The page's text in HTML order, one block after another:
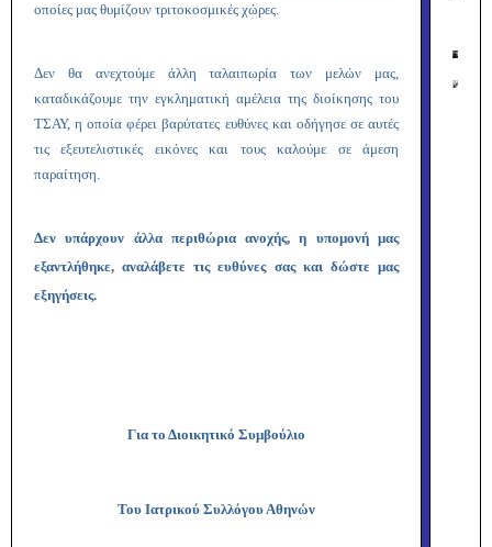
οποίες μας θυμίζουν τριτοκοσμικές χώρες.
Δεν θα ανεχτούμε άλλη ταλαιπωρία των μελών μας,
καταδικάζουμε την εγκληματική αμέλεια της διοίκησης του
ΤΣΑΥ, η οποία φέρει βαρύτατες ευθύνες και οδήγησε σε αυτές
τις εξευτελιστικές εικόνες και τους καλούμε σε άμεση
παραίτηση.
Δεν υπάρχουν άλλα περιθώρια ανοχής, η υπομονή μας
εξαντλήθηκε, αναλάβετε τις ευθύνες σας και δώστε μας
εξηγήσεις.
Για το Διοικητικό Συμβούλιο
Του Ιατρικού Συλλόγου Αθηνών